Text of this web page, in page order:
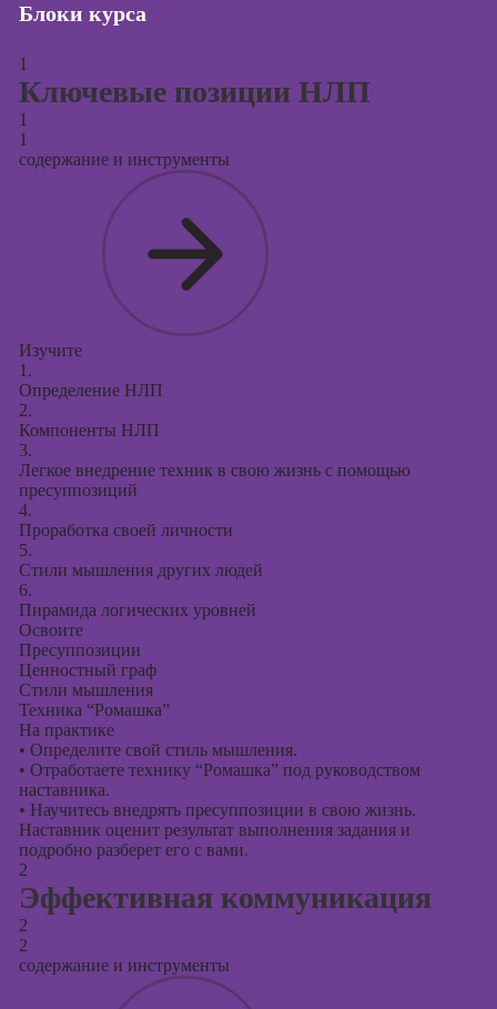
Курсы
презентаций в
Блоки курса
1
Ключевые позиции НЛП
1
1
содержание и инструменты
Изучите
1.
Определение НЛП
2.
Компоненты НЛП
3.
Легкое внедрение техник в свою жизнь с помощью
пресуппозиций
4.
Проработка своей личности
5.
Стили мышления других людей
6.
Пирамида логических уровней
Освоите
Пресуппозиции
Ценностный граф
Стили мышления
Техника “Ромашка”
На практике
• Определите свой стиль мышления.
• Отработаете технику “Ромашка” под руководством
наставника.
• Научитесь внедрять пресуппозиции в свою жизнь.
Наставник оценит результат выполнения задания и
подробно разберет его с вами.
2
Эффективная коммуникация
2
2
содержание и инструменты